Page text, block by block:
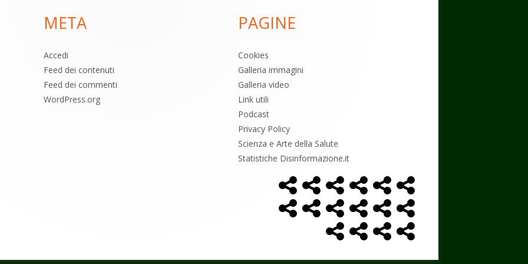
META
Accedi
Feed dei contenuti
Feed dei commenti
WordPress.org
PAGINE
Cookies
Galleria immagini
Galleria video
Link utili
Podcast
Privacy Policy
Scienza e Arte della Salute
Statistiche Disinformazione.it
Menù
social
link
Home
Page
Alimentazione
AmbienteBambiniBiodecodifica
Cancro
ControlloEconomiaEsoterismo
FarmaciMassoneria
NWO
PoliticaSaluteStoriaPodcast